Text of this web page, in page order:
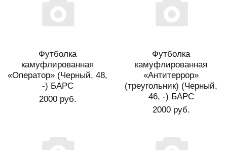
Футболка
камуфлированная
«Оператор» (Черный, 48,
-) БАРС
2000 руб.
Футболка
камуфлированная
«Антитеррор»
(треугольник) (Черный,
46, -) БАРС
2000 руб.